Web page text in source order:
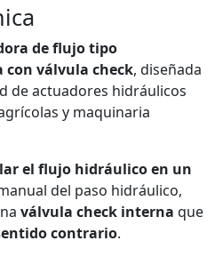
de flujo tipo
válvula check, diseñada
de actuadores hidráulicos
y maquinaria
el flujo hidráulico en un
del paso hidráulico,
válvula check interna que
contrario.